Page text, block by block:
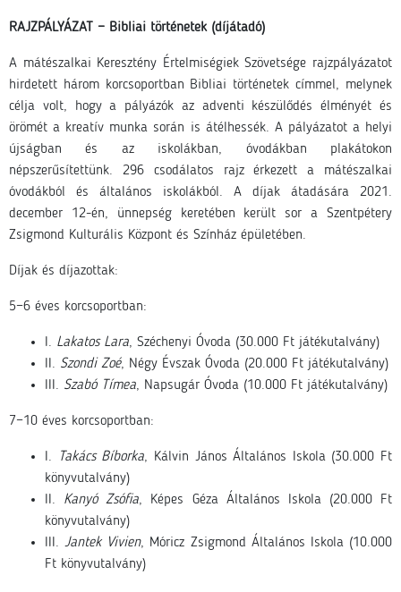
RAJZPÁLYÁZAT − Bibliai történetek (díjátadó)
A mátészalkai Keresztény Értelmiségiek Szövetsége rajzpályázatot
hirdetett három korcsoportban Bibliai történetek címmel, melynek
célja volt, hogy a pályázók az adventi készülődés élményét és
örömét a kreatív munka során is átélhessék. A pályázatot a helyi
újságban és az iskolákban, óvodákban plakátokon
népszerűsítettünk. 296 csodálatos rajz érkezett a mátészalkai
óvodákból és általános iskolákból. A díjak átadására 2021.
december 12-én, ünnepség keretében került sor a Szentpétery
Zsigmond Kulturális Központ és Színház épületében.
Díjak és díjazottak:
5−6 éves korcsoportban:
I. Lakatos Lara, Széchenyi Óvoda (30.000 Ft játékutalvány)
II. Szondi Zoé, Négy Évszak Óvoda (20.000 Ft játékutalvány)
III. Szabó Tímea, Napsugár Óvoda (10.000 Ft játékutalvány)
7−10 éves korcsoportban:
I. Takács Bíborka, Kálvin János Általános Iskola (30.000 Ft
könyvutalvány)
II. Kanyó Zsófia, Képes Géza Általános Iskola (20.000 Ft
könyvutalvány)
III.Jantek Vivien, Móricz Zsigmond Általános Iskola (10.000
Ft könyvutalvány)